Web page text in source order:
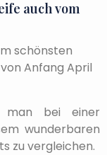
auch vom
schönsten
Anfang April
man bei einer
wunderbaren
zu vergleichen.